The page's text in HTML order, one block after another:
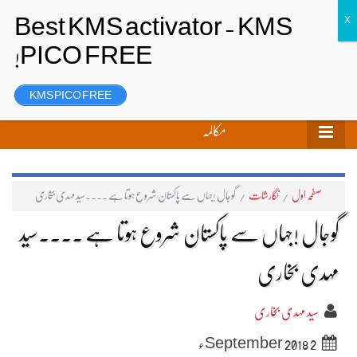
رجسٹر
مکالمہ
صفحہ اول / نگارشات / گوجال !جہاں سے پاکستان شروع ہوتا ہے ۔۔۔۔سید مہدی بخاری
گوجال !جہاں سے پاکستان شروع ہوتا ہے ۔۔۔۔سید
مہدی بخاری
سید مہدی بخاری
2 September 2018ء
KMS PICO FREE